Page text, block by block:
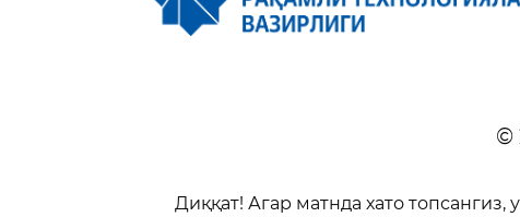
©
Диққат! Агар матнда хато